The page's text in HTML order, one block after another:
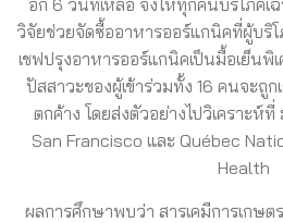
วิจัยช่วยจัดซื้ออาหารออร์แกนิคที่ผู้บริโ
เชฟปรุงอาหารออร์แกนิคเป็นมื้อเย็น
ปัสสาวะของผู้เข้าร่วมทั้ง 16 คนจะถูก
ตกค้าง โดยส่งตัวอย่างไปวิเคราะห์
San Francisco และ Québec
Health
ผลการศึกษาพบว่า สารเคมีการเกษ